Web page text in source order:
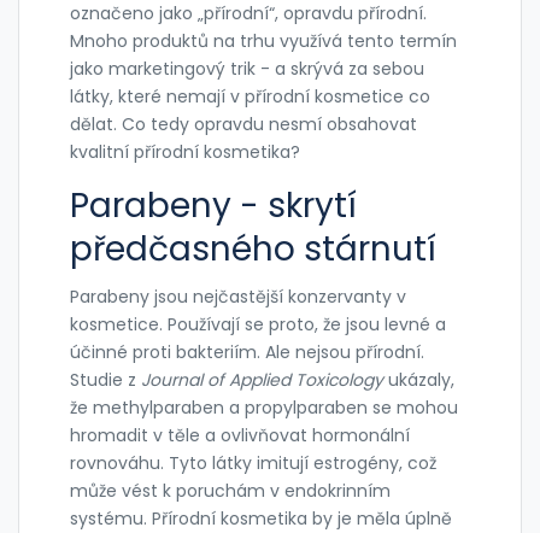
označeno jako „přírodní“, opravdu přírodní.
Mnoho produktů na trhu využívá tento termín
jako marketingový trik - a skrývá za sebou
látky, které nemají v přírodní kosmetice co
dělat. Co tedy opravdu nesmí obsahovat
kvalitní přírodní kosmetika?
Parabeny - skrytí
předčasného stárnutí
Parabeny jsou nejčastější konzervanty v
kosmetice. Používají se proto, že jsou levné a
účinné proti bakteriím. Ale nejsou přírodní.
Studie z Journal of Applied Toxicologyukázaly,
že methylparaben a propylparaben se mohou
hromadit v těle a ovlivňovat hormonální
rovnováhu. Tyto látky imitují estrogény, což
může vést k poruchám v endokrinním
systému. Přírodní kosmetika by je měla úplně